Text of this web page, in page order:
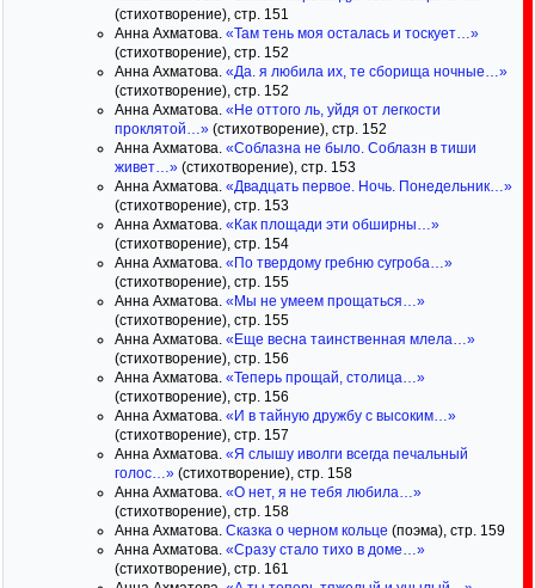
(стихотворение), стр. 151
Анна Ахматова. «Там тень моя осталась и тоскует…»
(стихотворение), стр. 152
Анна Ахматова. «Да. я любила их, те сборища ночные…»
(стихотворение), стр. 152
Анна Ахматова. «Не оттого ль, уйдя от легкости
проклятой…» (стихотворение), стр. 152
Анна Ахматова. «Соблазна не было. Соблазн в тиши
живет…» (стихотворение), стр. 153
Анна Ахматова. «Двадцать первое. Ночь. Понедельник…»
(стихотворение), стр. 153
Анна Ахматова. «Как площади эти обширны…»
(стихотворение), стр. 154
Анна Ахматова. «По твердому гребню сугроба…»
(стихотворение), стр. 155
Анна Ахматова. «Мы не умеем прощаться…»
(стихотворение), стр. 155
Анна Ахматова. «Еще весна таинственная млела…»
(стихотворение), стр. 156
Анна Ахматова. «Теперь прощай, столица…»
(стихотворение), стр. 156
Анна Ахматова. «И в тайную дружбу с высоким…»
(стихотворение), стр. 157
Анна Ахматова. «Я слышу иволги всегда печальный
голос…» (стихотворение), стр. 158
Анна Ахматова. «О нет, я не тебя любила…»
(стихотворение), стр. 158
Анна Ахматова. Сказка о черном кольце (поэма), стр. 159
Анна Ахматова. «Сразу стало тихо в доме…»
(стихотворение), стр. 161